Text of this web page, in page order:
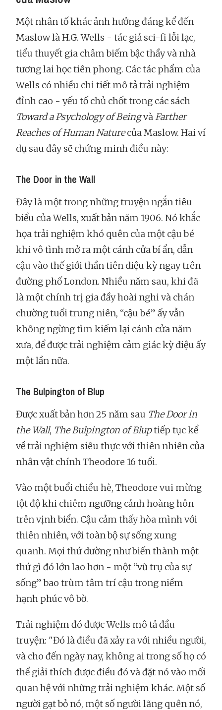
Một nhân tố khác ảnh hưởng đáng kể đến
Maslow là H.G. Wells - tác giả sci-fi lỗi lạc,
tiểu thuyết gia châm biếm bậc thầy và nhà
tương lai học tiên phong. Các tác phẩm của
Wells có nhiều chi tiết mô tả trải nghiệm
đỉnh cao - yếu tố chủ chốt trong các sách
Toward a Psychology of Beingvà Farther
Reaches of Human Naturecủa Maslow. Hai ví
dụ sau đây sẽ chứng minh điều này:
The Door in the Wall
Đây là một trong những truyện ngắn tiêu
biểu của Wells, xuất bản năm 1906. Nó khắc
họa trải nghiệm khó quên của một cậu bé
khi vô tình mở ra một cánh cửa bí ẩn, dẫn
cậu vào thế giới thần tiên diệu kỳ ngay trên
đường phố London. Nhiều năm sau, khi đã
là một chính trị gia đầy hoài nghi và chán
chường tuổi trung niên, “cậu bé” ấy vẫn
không ngừng tìm kiếm lại cánh cửa năm
xưa, để được trải nghiệm cảm giác kỳ diệu ấy
một lần nữa.
The Bulpington of Blup
Được xuất bản hơn 25 năm sau The Door in
the Wall, The Bulpington of Bluptiếp tục kể
về trải nghiệm siêu thực với thiên nhiên của
nhân vật chính Theodore 16 tuổi.
Vào một buổi chiều hè, Theodore vui mừng
tột độ khi chiêm ngưỡng cảnh hoàng hôn
trên vịnh biển. Cậu cảm thấy hòa mình với
thiên nhiên, với toàn bộ sự sống xung
quanh. Mọi thứ dường như biến thành một
thứ gì đó lớn lao hơn - một “vũ trụ của sự
sống” bao trùm tâm trí cậu trong niềm
hạnh phúc vô bờ.
Trải nghiệm đó được Wells mô tả đầu
truyện: "Đó là điều đã xảy ra với nhiều người,
và cho đến ngày nay, không ai trong số họ có
thể giải thích được điều đó và đặt nó vào mối
quan hệ với những trải nghiệm khác. Một số
người gạt bỏ nó, một số người lãng quên nó,